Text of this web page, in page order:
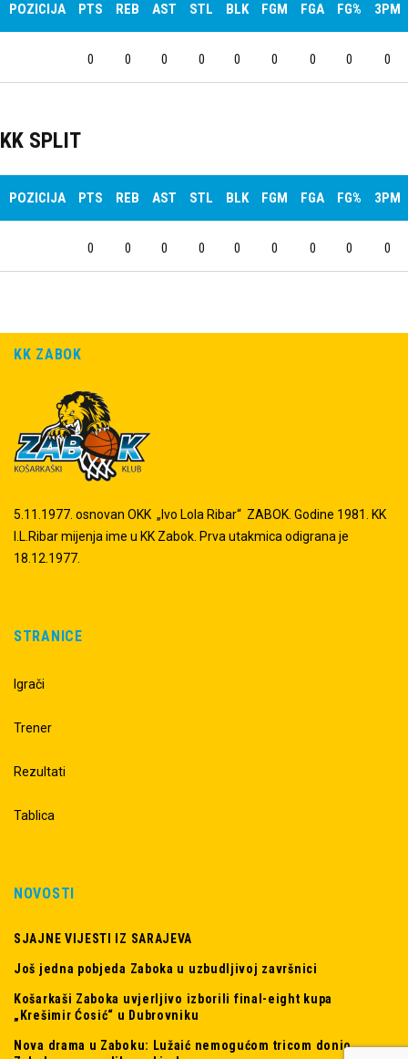
POZICIJA PTS REB AST STL BLK FGM FGA FG% 3PM
0 0 0 0 0 0 0 0 0
KK SPLIT
POZICIJA PTS REB AST STL BLK FGM FGA FG% 3PM
0 0 0 0 0 0 0 0 0
KK ZABOK
5.11.1977. osnovan OKK „Ivo Lola Ribar“ ZABOK. Godine 1981. KK
I.L.Ribar mijenja ime u KK Zabok. Prva utakmica odigrana je
18.12.1977.
STRANICE
Igrači
Trener
Rezultati
Tablica
NOVOSTI
SJAJNE VIJESTI IZ SARAJEVA
Još jedna pobjeda Zaboka u uzbudljivoj završnici
Košarkaši Zaboka uvjerljivo izborili final-eight kupa
„Krešimir Ćosić“ u Dubrovniku
Nova drama u Zaboku: Lužaić nemogućom tricom donio